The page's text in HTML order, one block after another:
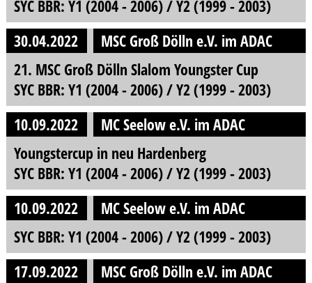
SYC BBR: Y1 (2004 - 2006) / Y2 (1999 - 2003)
30.04.2022
MSC Groß Dölln e.V. im ADAC
21. MSC Groß Dölln Slalom Youngster Cup
SYC BBR: Y1 (2004 - 2006) / Y2 (1999 - 2003)
10.09.2022
MC Seelow e.V. im ADAC
Youngstercup in neu Hardenberg
SYC BBR: Y1 (2004 - 2006) / Y2 (1999 - 2003)
10.09.2022
MC Seelow e.V. im ADAC
SYC BBR: Y1 (2004 - 2006) / Y2 (1999 - 2003)
17.09.2022
MSC Groß Dölln e.V. im ADAC